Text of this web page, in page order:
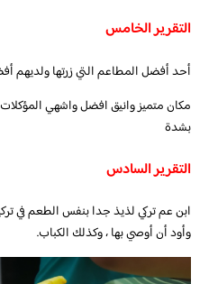
التقرير الخامس
أحد أفضل المطاعم التي زرتها ولديهم
مكان متميز وانيق افضل واشهي
بشدة
التقرير السادس
ابن عم تركي لذيذ جدا بنفس الطعم في
وأود أن أوصي بها ، وكذلك الكباب.